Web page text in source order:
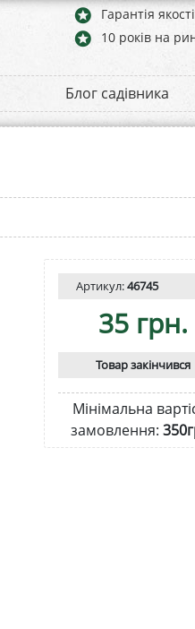
stars Гарантія якості
stars 10 років на
Блог садівника
Артикул:46745
35 грн.
Товар закінчився
Мінімальна
замовлення: